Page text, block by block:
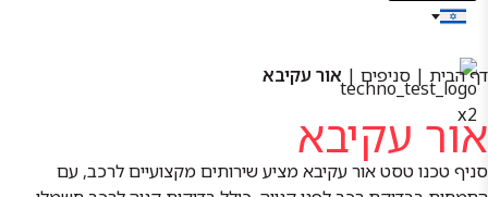
בני ברק
56 | ימים א'-
ה' 08:00-
08:00-13:00
פתח תקווה
דף הבית | סניפים | אור עקיבא
אור עקיבא
סניף טכנו טסט אור עקיבא מציע שירותים מקצועיים לרכב, עם